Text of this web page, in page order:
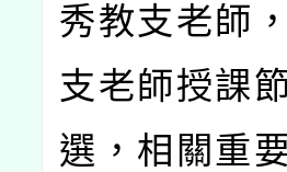
秀教支老師
支老師授課
選，相關重